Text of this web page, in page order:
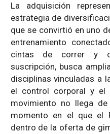
La adquisición
estrategia de
que se convirtió en uno
entrenamiento
cintas de correr y
suscripción, busca
disciplinas vinculadas a
el control corporal y el
movimiento no llega
momento en el que el
dentro de la oferta de